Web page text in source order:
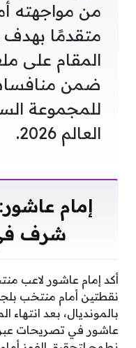
من مواجهته
متقدمًا بهدف
المقام على
ضمن منافسات
للمجموعة
العالم 2026.
إمام
شرف
أكد إمام عاشور لاعب
نقطتين أمام منتخب
عاشور في تصريحات